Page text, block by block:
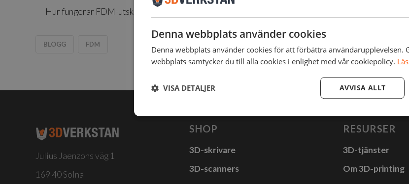
Hur fungerar FDM-utskrift egentligen?
BLOGG FDM
Julius Jaenzons väg 1
169 40 Solna
SHOP
3D-skrivare
3D-scanners
RESURSER
3D-tjänster
Om 3D-printing
Denna webbplats använder cookies
Denna webbplats använder cookies för att förbättra användarupplevelsen.
webbplats samtycker du till alla cookies i enlighet med vår cookiepolicy.
AVVISA ALLT
VISA DETALJER